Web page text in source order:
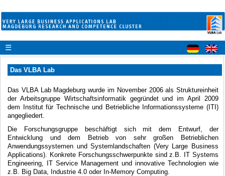
☰
Das VLBA Lab
Das VLBA Lab Magdeburg wurde im November 2006 als Struktureinheit
der Arbeitsgruppe Wirtschaftsinformatik gegründet und im April 2009
dem Institut für Technische und Betriebliche Informationssysteme (ITI)
angegliedert.
Die Forschungsgruppe beschäftigt sich mit dem Entwurf, der
Entwicklung und dem Betrieb von sehr großen Betrieblichen
Anwendungssystemen und Systemlandschaften (Very Large Business
Applications). Konkrete Forschungsschwerpunkte sind z.B. IT Systems
Engineering, IT Service Management und innovative Technologien wie
z.B. Big Data, Industrie 4.0 oder In-Memory Computing.